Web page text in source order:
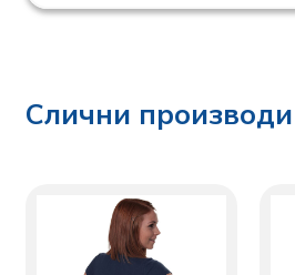
Слични производи